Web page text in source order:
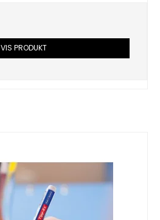
VIS PRODUKT